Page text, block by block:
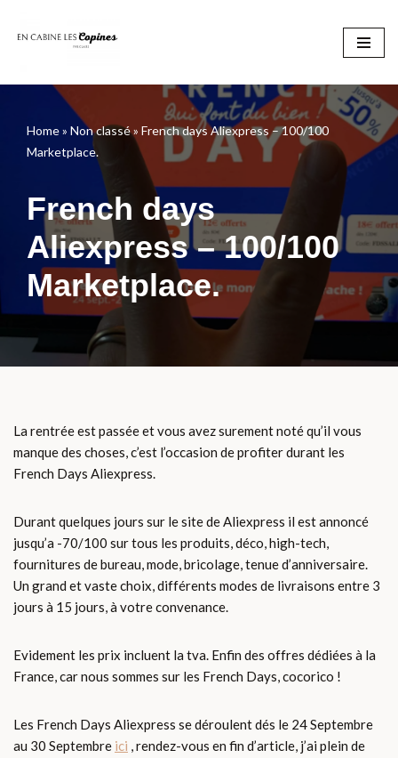
contenu
Home» Non classé» French days Aliexpress – 100/100
Marketplace.
French days
Aliexpress – 100/100
Marketplace.
La rentrée est passée et vous avez surement noté qu’il vous
manque des choses, c’est l’occasion de profiter durant les
French Days Aliexpress.
Durant quelques jours sur le site de Aliexpress il est annoncé
jusqu’a -70/100 sur tous les produits, déco, high-tech,
fournitures de bureau, mode, bricolage, tenue d’anniversaire.
Un grand et vaste choix, différents modes de livraisons entre 3
jours à 15 jours, à votre convenance.
Evidement les prix incluent la tva. Enfin des offres dédiées à la
France, car nous sommes sur les French Days, cocorico !
Les French Days Aliexpress se déroulent dés le 24 Septembre
au 30 Septembre ici , rendez-vous en fin d’article, j’ai plein de